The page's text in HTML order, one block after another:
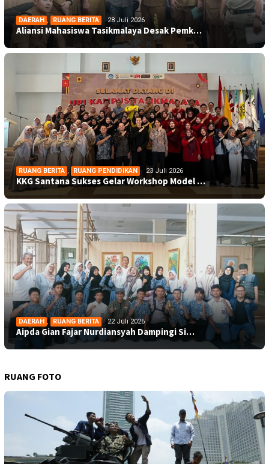
DAERAH , RUANG BERITA 28 Juli 2026
Aliansi Mahasiswa Tasikmalaya Desak Pemk…
RUANG BERITA , RUANG PENDIDIKAN 23 Juli 2026
KKG Santana Sukses Gelar Workshop Model …
DAERAH , RUANG BERITA 22 Juli 2026
Aipda Gian Fajar Nurdiansyah Dampingi Si…
RUANG FOTO